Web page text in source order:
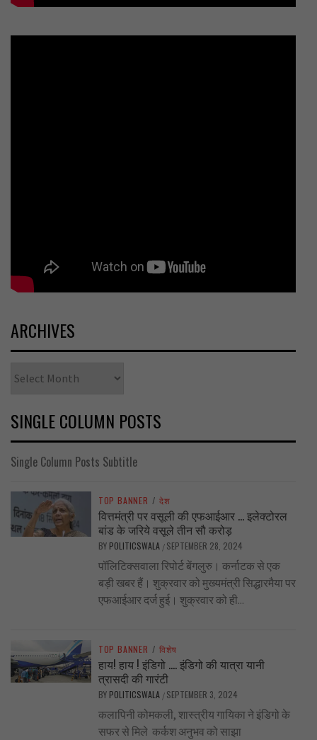
ARCHIVES
SINGLE COLUMN POSTS
Single Column Posts Subtitle
TOP BANNER / देश
वित्तमंत्री पर वसूली की एफआईआर … इलेक्टोरल
बांड के जरिये वसूले तीन सौ करोड़
BY POLITICSWALA / SEPTEMBER 28, 2024
पॉलिटिक्सवाला रिपोर्ट बेंगलुरु। कर्नाटक से एक
बड़ी खबर हैं। शुक्रवार को मुख्यमंत्री सिद्धारमैया पर
एफआईआर दर्ज हुई। शुक्रवार को ही...
TOP BANNER / विशेष
हाय! हाय ! इंडिगो …. इंडिगो की यात्रा यानी
त्रासदी की गारंटी
BY POLITICSWALA / SEPTEMBER 3, 2024
कलापिनी कोमकली, शास्त्रीय गायिका ने इंडिगो के
सफर से मिले कर्कश अनुभव को साझा